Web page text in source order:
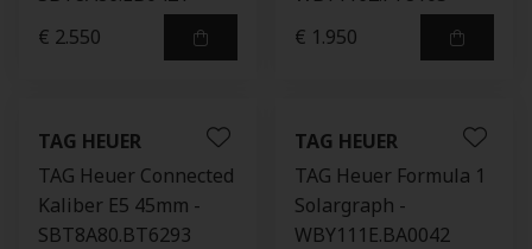
€ 2.550
€ 1.950
TAG HEUER
TAG Heuer Connected
Kaliber E5 45mm -
SBT8A80.BT6293
TAG HEUER
TAG Heuer Formula 1
Solargraph -
WBY111E.BA0042